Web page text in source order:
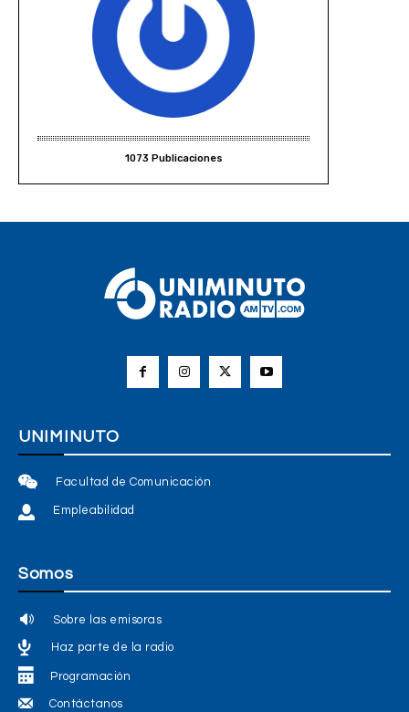
1073 Publicaciones
UNIMINUTO
Facultad de Comunicación
Empleabilidad
Somos
Sobre las emisoras
Haz parte de la radio
Programación
Contáctanos